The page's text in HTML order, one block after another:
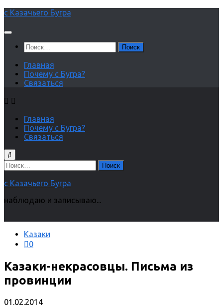
Перейти
содержимому
с Казачьего Бугра
Найти:
Главная
Почему с Бугра?
Связаться
Главная
Почему с Бугра?
Связаться
Найти:
с Казачьего Бугра
наблюдаю и записываю...
Казаки
0
Казаки-некрасовцы. Письма из
провинции
01.02.2014